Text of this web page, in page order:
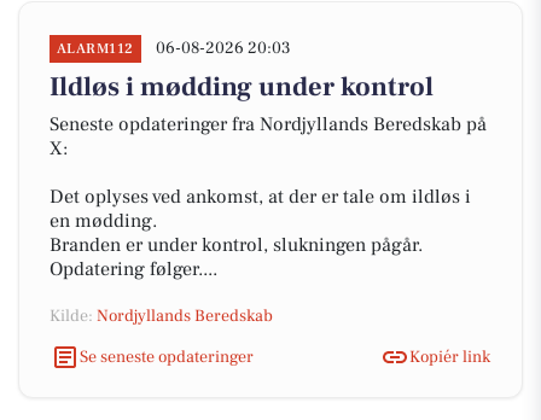
ALARM112 06-08-2026 20:03
Ildløs i mødding under kontrol
Seneste opdateringer fra Nordjyllands Beredskab på
X:
Det oplyses ved ankomst, at der er tale om ildløs i
en mødding.
Branden er under kontrol, slukningen pågår.
Opdatering følger....
Kilde: Nordjyllands Beredskab
Se seneste opdateringer
Kopiér link